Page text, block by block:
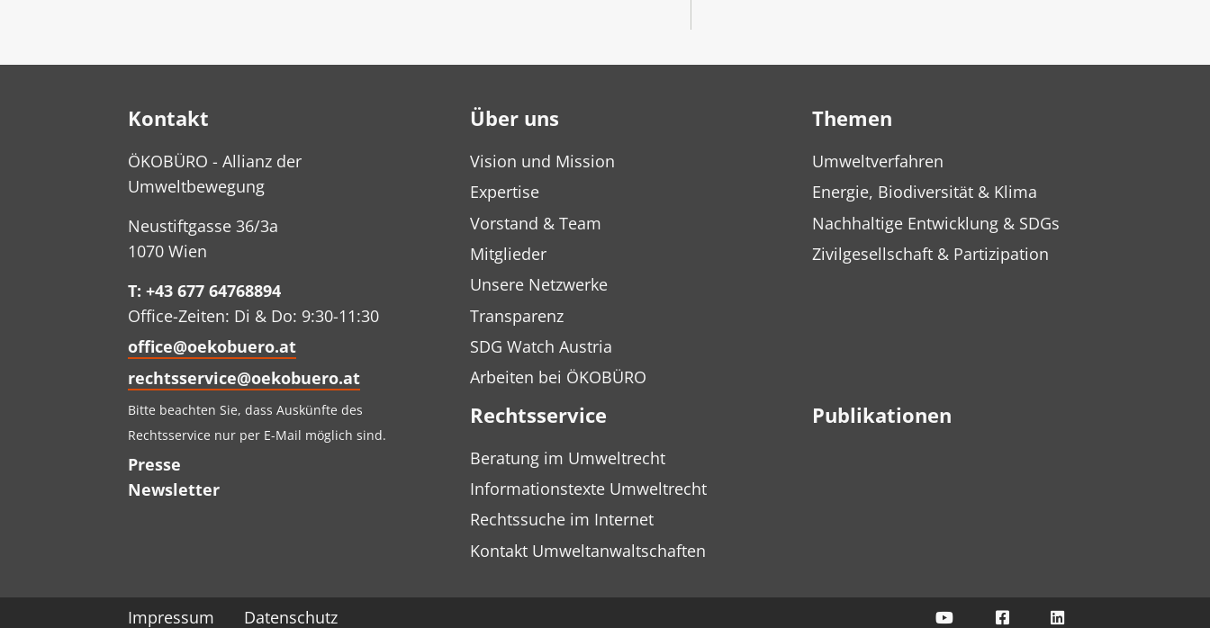
Kontakt
ÖKOBÜRO - Allianz der
Umweltbewegung
Neustiftgasse 36/3a
1070 Wien
T: +43 677 64768894
Office-Zeiten: Di & Do: 9:30-11:30
office@oekobuero.at
rechtsservice@oekobuero.at
Bitte beachten Sie, dass Auskünfte des
Rechtsservice nur per E-Mail möglich sind.
Presse
Newsletter
Über uns
Vision und Mission
Expertise
Vorstand & Team
Mitglieder
Unsere Netzwerke
Transparenz
SDG Watch Austria
Arbeiten bei ÖKOBÜRO
Themen
Umweltverfahren
Energie, Biodiversität & Klima
Nachhaltige Entwicklung & SDGs
Zivilgesellschaft & Partizipation
Rechtsservice
Beratung im Umweltrecht
Informationstexte Umweltrecht
Rechtssuche im Internet
Kontakt Umweltanwaltschaften
Publikationen
Impressum Datenschutz ÖKOBÜRO auf YouTube
ÖKOBÜRO auf Facebook
ÖKOBÜRO auf